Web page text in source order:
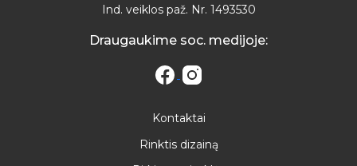
Ind. veiklos paž. Nr. 1493530
Draugaukime soc. medijoje:
Kontaktai
Rinktis dizainą